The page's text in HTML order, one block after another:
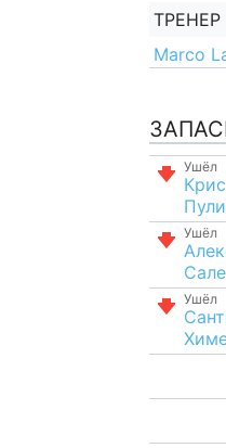
ТРЕНЕР
Marco
Ушёл
Ушёл
Ушёл